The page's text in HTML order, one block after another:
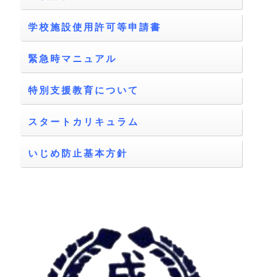
学校施設使用許可等申請書
緊急時マニュアル
特別支援教育について
スタートカリキュラム
いじめ防止基本方針